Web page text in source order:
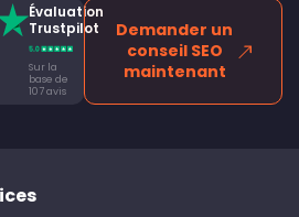
Évaluation
Trustpilot
Sur la
base de
107 avis
Demander un
conseil SEO
maintenant